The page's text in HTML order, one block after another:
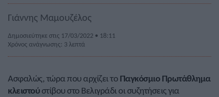
Γιάννης Μαμουζέλος
Δημοσιεύτηκε στις 17/03/2022 • 18:11
Χρόνος ανάγνωσης: 3 λεπτά
Ασφαλώς, τώρα που αρχίζει το Παγκόσμιο Πρωτάθλημα
κλειστούστίβου στο Βελιγράδι οι συζητήσεις για